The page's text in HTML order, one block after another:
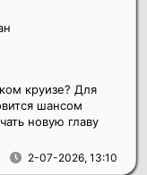
2-07-2026, 13:10
круизе? Для
шансом
новую главу